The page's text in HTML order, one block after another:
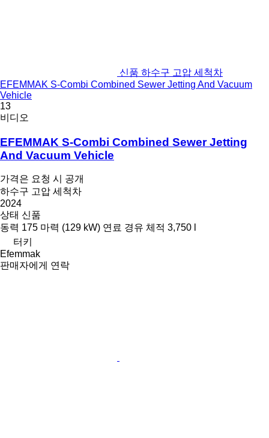
신품 하수구 고압 세척차
EFEMMAK S-Combi Combined Sewer Jetting And Vacuum
Vehicle
13
비디오
EFEMMAK S-Combi Combined Sewer Jetting
And Vacuum Vehicle
가격은 요청 시 공개
하수구 고압 세척차
2024
상태 신품
동력 175 마력 (129 kW) 연료 경유 체적 3,750 l
터키
Efemmak
판매자에게 연락